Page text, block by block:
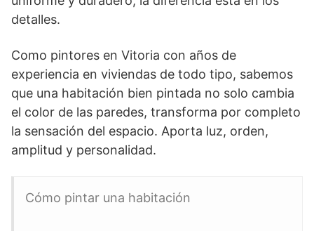
detalles.
Como pintores en Vitoria con años de
experiencia en viviendas de todo tipo, sabemos
que una habitación bien pintada no solo cambia
el color de las paredes, transforma por completo
la sensación del espacio. Aporta luz, orden,
amplitud y personalidad.
Cómo pintar una habitación